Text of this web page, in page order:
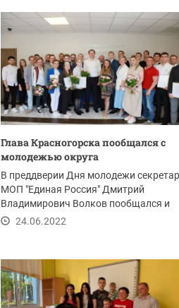
Глава Красногорска пообщался с
молодежью округа
В преддверии Дня молодежи
МОП "Единая Россия" Дмитрий
Владимирович Волков пообщался и
вручил...
24.06.2022